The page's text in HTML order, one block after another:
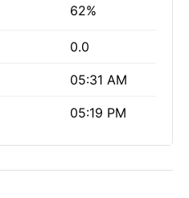
62%
0.0
05:31 AM
05:19 PM